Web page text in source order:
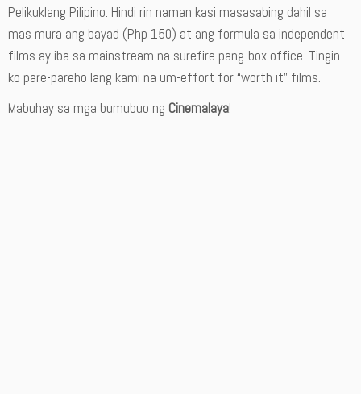
Pelikuklang Pilipino. Hindi rin naman kasi masasabing dahil sa
mas mura ang bayad (Php 150) at ang formula sa independent
films ay iba sa mainstream na surefire pang-box office. Tingin
ko pare-pareho lang kami na um-effort for “worth it” films.
Mabuhay sa mga bumubuo ng Cinemalaya!